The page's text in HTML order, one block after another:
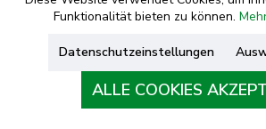
UNTERNEHMEN
Funktionalität bieten zu können.
Datenschutzeinstellungen
ALLE COOKIES